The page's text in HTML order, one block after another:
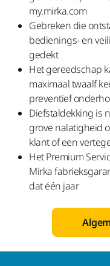
my.mirka.com
Gebreken die
bedienings- en
gedekt
Het gereedschap
maximaal twaalf
preventief
Diefstaldekking is
grove nalatigheid
klant of een
Het Premium
Mirka
dat één jaar